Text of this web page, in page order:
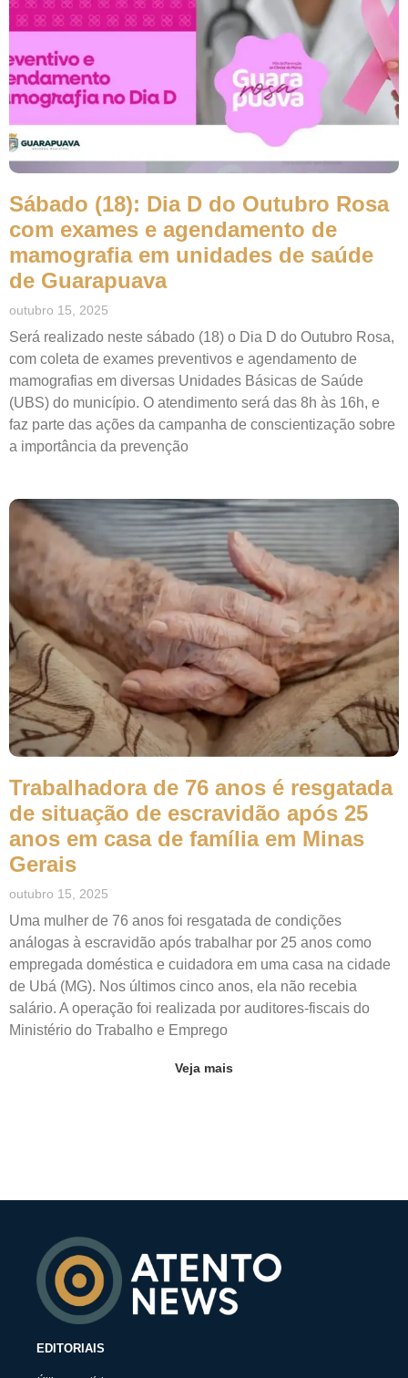
Sábado (18): Dia D do Outubro Rosa
com exames e agendamento de
mamografia em unidades de saúde
de Guarapuava
outubro 15, 2025
Será realizado neste sábado (18) o Dia D do Outubro Rosa,
com coleta de exames preventivos e agendamento de
mamografias em diversas Unidades Básicas de Saúde
(UBS) do município. O atendimento será das 8h às 16h, e
faz parte das ações da campanha de conscientização sobre
a importância da prevenção
Trabalhadora de 76 anos é resgatada
de situação de escravidão após 25
anos em casa de família em Minas
Gerais
outubro 15, 2025
Uma mulher de 76 anos foi resgatada de condições
análogas à escravidão após trabalhar por 25 anos como
empregada doméstica e cuidadora em uma casa na cidade
de Ubá (MG). Nos últimos cinco anos, ela não recebia
salário. A operação foi realizada por auditores-fiscais do
Ministério do Trabalho e Emprego
Veja mais
EDITORIAIS